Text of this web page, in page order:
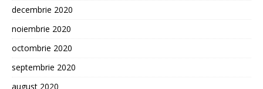
decembrie 2020
noiembrie 2020
octombrie 2020
septembrie 2020
august 2020